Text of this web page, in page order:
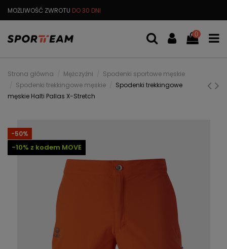
MOŻLIWOŚĆ ZWROTU DO 30 DNI
0
Strona główna Mężczyźni
Spodenki sportowe męskie
Spodenki trekkingowe męskie
Spodenki trekkingowe
męskie Halti Pallas X-Stretch
-50%
-10% z kodem MOVE